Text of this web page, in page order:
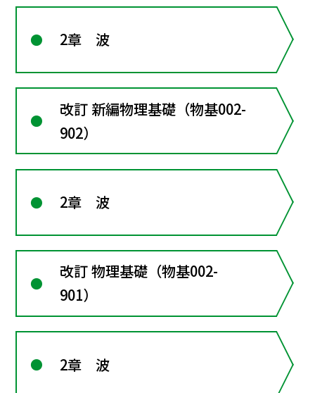
2章 波
改訂 新編物理基礎（物基002-
902）
2章 波
改訂 物理基礎（物基002-
901）
2章 波